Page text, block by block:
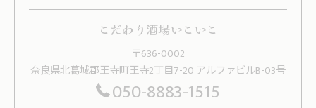
こだわり酒場いこいこ
〒636-0002
奈良県北葛城郡王寺町王寺2丁目7-20 アルファビルB-03号
050-8883-1515